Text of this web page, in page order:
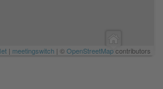
| meetingswitch | ©OpenStreetMapcontributors